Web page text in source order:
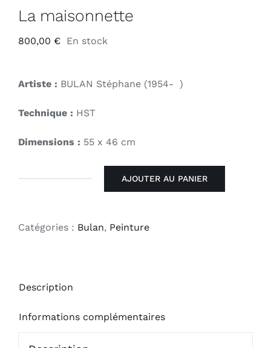
La maisonnette
800,00 € En stock
Artiste : BULAN Stéphane (1954- )
Technique : HST
Dimensions : 55 x 46 cm
AJOUTER AU PANIER
Catégories : Bulan, Peinture
Description
Informations complémentaires